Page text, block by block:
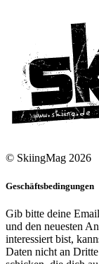
© SkiingMag 2026
Geschäftsbedingungen
Gib bitte deine
und den neuesten
interessiert bist,
Daten nicht an